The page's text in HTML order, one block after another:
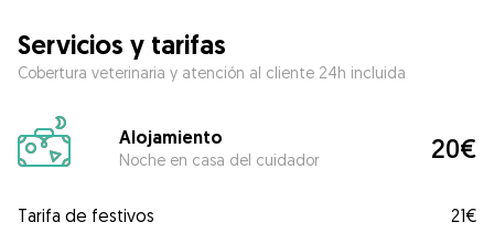
Servicios y tarifas
Cobertura veterinaria y atención al cliente 24h incluida
Alojamiento
Noche en casa del cuidador 20€
Tarifa de festivos
21€